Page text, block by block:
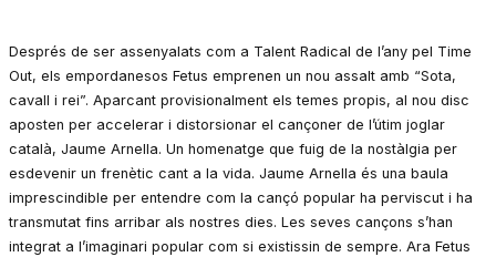
Després de ser assenyalats com a Talent Radical de l’any pel Time
Out, els empordanesos Fetus emprenen un nou assalt amb “Sota,
cavall i rei”. Aparcant provisionalment els temes propis, al nou disc
aposten per accelerar i distorsionar el cançoner de l’útim joglar
català, Jaume Arnella. Un homenatge que fuig de la nostàlgia per
esdevenir un frenètic cant a la vida. Jaume Arnella és una baula
imprescindible per entendre com la cançó popular ha perviscut i ha
transmutat fins arribar als nostres dies. Les seves cançons s’han
integrat a l’imaginari popular com si existissin de sempre. Ara Fetus